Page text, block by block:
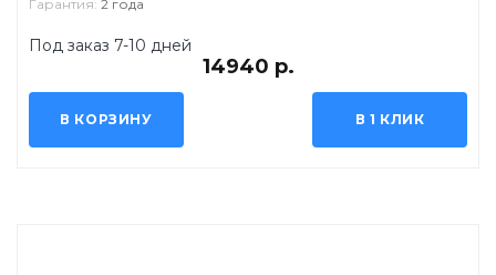
Гарантия: 2 года
Под заказ 7-10 дней
14940 р.
В КОРЗИНУ В 1 КЛИК